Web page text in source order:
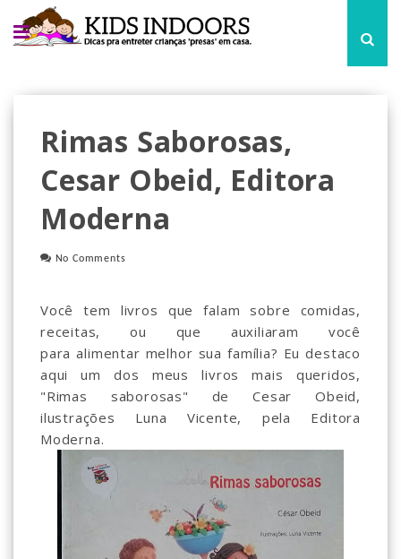
Rimas Saborosas,
Cesar Obeid, Editora
Moderna
No Comments
Você tem livros que falam sobre comidas,
receitas, ou que auxiliaram você
para alimentar melhor sua família? Eu destaco
aqui um dos meus livros mais queridos,
"Rimas saborosas" de Cesar Obeid,
ilustrações Luna Vicente, pela Editora
Moderna.